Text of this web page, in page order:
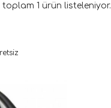
toplam 1 ürün listeleniyor.